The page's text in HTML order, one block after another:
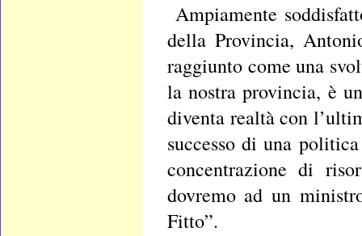
Ampiamente
della Provincia,
raggiunto come una
la nostra provincia, è
diventa realtà con
successo di una
concentrazione di
dovremo ad un
Fitto”.